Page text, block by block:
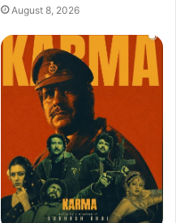
August 8, 2026